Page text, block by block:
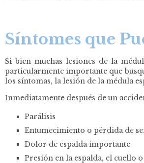
Síntomes que
Si bien muchas lesiones de la
particularmente importante que
los síntomas, la lesión de la médula
Inmediatamente después de un
Parálisis
Entumecimiento o pérdida de
Dolor de espalda importante
Presión en la espalda, el cuello o